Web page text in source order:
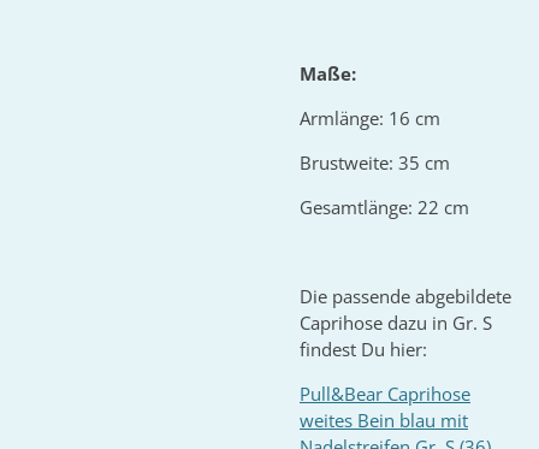
Maße:
Armlänge: 16 cm
Brustweite: 35 cm
Gesamtlänge: 22 cm
Die passende abgebildete
Caprihose dazu in Gr. S
findest Du hier:
Pull&Bear Caprihose
weites Bein blau mit